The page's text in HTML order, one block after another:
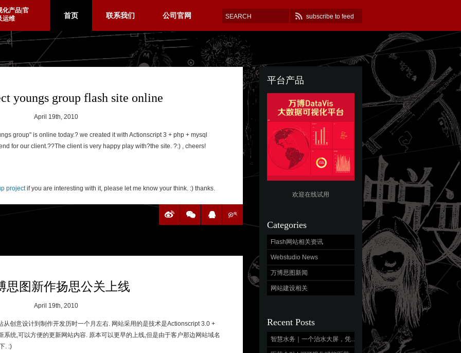
化产品|官
运维
首页 联系我们 公司官网 subscribe to feed
youngs group flash site online
April 19th, 2010
group" is online today.? we created it with Actionscript 3 + php + mysql
for our client.??The client is very happy play with?the site. ?:) , cheers!
projectif you are interesting with it, please let me know your think. :) thanks.
思图新作扬思公关上线
April 19th, 2010
从创意设计到制作开发历时一个月左右. 网站采用的是技术是Actionscript 3.0 +
统,可以方便的更新网站内容. 原本可以更早的上线,但是由于客户那边网站域名
. :)
平台产品
欢迎在线试用
Categories
Flash网站相关资讯
Webstudio News
万博思图新闻
网站建设相关
Recent Posts
智慧水务｜一个治水大屏，凭什么让5个部门抢着用？秘密就藏在这一张”看懂全局”的图里！